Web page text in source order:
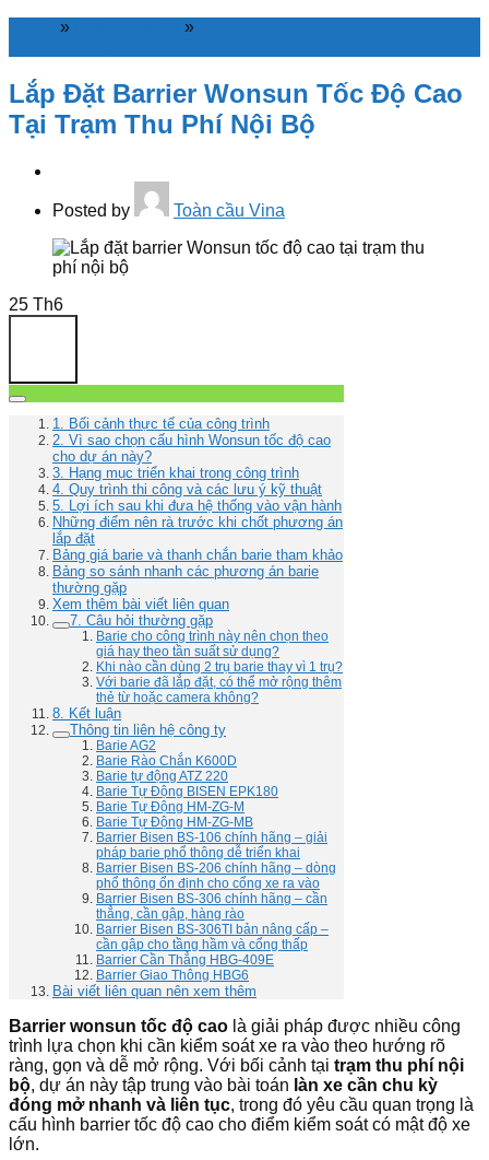
»
»
Lắp Đặt Barrier Wonsun Tốc Độ Cao
Tại Trạm Thu Phí Nội Bộ
Posted by Toàn cầu Vina
25 Th6
1. Bối cảnh thực tế của công trình
2. Vì sao chọn cấu hình Wonsun tốc độ cao
cho dự án này?
3. Hạng mục triển khai trong công trình
4. Quy trình thi công và các lưu ý kỹ thuật
5. Lợi ích sau khi đưa hệ thống vào vận hành
Những điểm nên rà trước khi chốt phương án
lắp đặt
Bảng giá barie và thanh chắn barie tham khảo
Bảng so sánh nhanh các phương án barie
thường gặp
Xem thêm bài viết liên quan
7. Câu hỏi thường gặp
Barie cho công trình này nên chọn theo
giá hay theo tần suất sử dụng?
Khi nào cần dùng 2 trụ barie thay vì 1 trụ?
Với barie đã lắp đặt, có thể mở rộng thêm
thẻ từ hoặc camera không?
8. Kết luận
Thông tin liên hệ công ty
Barie AG2
Barie Rào Chắn K600D
Barie tự động ATZ 220
Barie Tự Động BISEN EPK180
Barie Tự Động HM-ZG-M
Barie Tự Động HM-ZG-MB
Barrier Bisen BS-106 chính hãng – giải
pháp barie phổ thông dễ triển khai
Barrier Bisen BS-206 chính hãng – dòng
phổ thông ổn định cho cổng xe ra vào
Barrier Bisen BS-306 chính hãng – cần
thẳng, cần gập, hàng rào
Barrier Bisen BS-306TI bản nâng cấp –
cần gập cho tầng hầm và cổng thấp
Barrier Cần Thẳng HBG-409E
Barrier Giao Thông HBG6
Bài viết liên quan nên xem thêm
Barrier wonsun tốc độ cao là giải pháp được nhiều công
trình lựa chọn khi cần kiểm soát xe ra vào theo hướng rõ
ràng, gọn và dễ mở rộng. Với bối cảnh tại trạm thu phí nội
bộ, dự án này tập trung vào bài toán làn xe cần chu kỳ
đóng mở nhanh và liên tục, trong đó yêu cầu quan trọng là
cấu hình barrier tốc độ cao cho điểm kiểm soát có mật độ xe
lớn.